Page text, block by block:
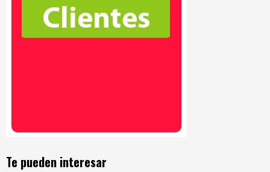
Te pueden interesar